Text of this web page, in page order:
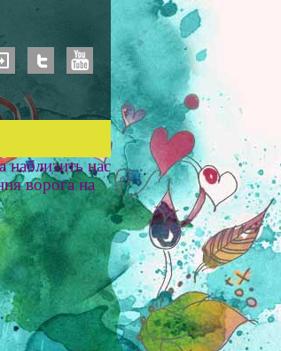
нас
ворога на